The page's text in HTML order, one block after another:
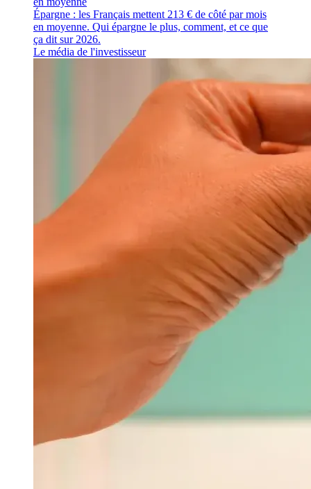
Épargne : les Français mettent 213 € de côté par mois
en moyenne. Qui épargne le plus, comment, et ce que
ça dit sur 2026.
Le média de l'investisseur